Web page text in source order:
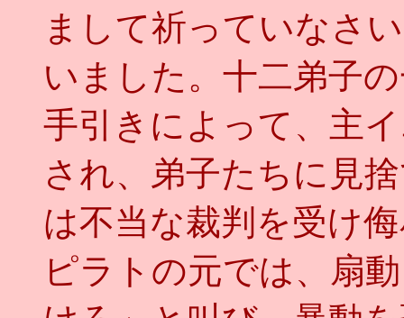
まして祈っていなさ
いました。十二弟子
手引きによって、主
され、弟子たちに見
は不当な裁判を受け
ピラトの元では、扇